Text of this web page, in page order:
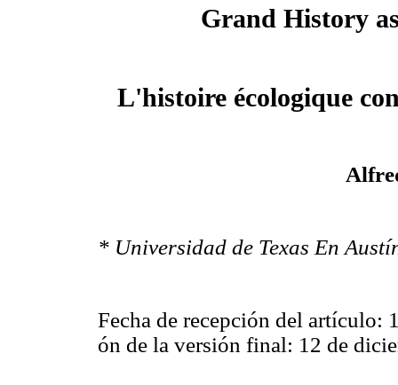
Grand History
L'histoire écologique
* Universidad de Texas En
Fecha de recepción del artículo:
ón de la versión final: 12 de